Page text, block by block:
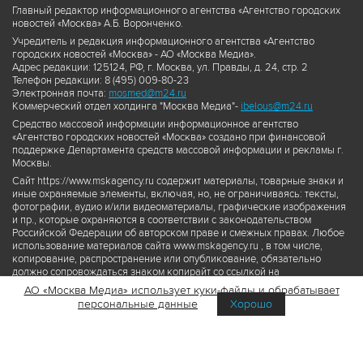
Главный редактор информационного агентства «Агентство городских
новостей «Москва» А.Б. Воронченко.
Учредитель и редакция информационного агентства «Агентство
городских новостей «Москва» - АО «Москва Медиа».
Адрес редакции: 125124, РФ, г. Москва, ул. Правды, д. 24, стр. 2
Телефон редакции: 8 (495) 009-80-23
Электронная почта: mosmed@m24.ru
Коммерческий отдел холдинга "Москва Медиа"- ibelous@m24.ru
Средство массовой информации информационное агентство
«Агентство городских новостей «Москва» создано при финансовой
поддержке Департамента средств массовой информации и рекламы г.
Москвы.
Сайт https://www.mskagency.ru содержит материалы, товарные знаки и
иные охраняемые элементы, включая, но, не ограничиваясь: тексты,
фотографии, аудио и/или видеоматериалы, графические изображения
и пр., которые охраняются в соответствии с законодательством
Российской Федерации об авторском праве и смежных правах. Любое
использование материалов сайта www.mskagency.ru , в том числе,
копирование, распространение или опубликование, обязательно
должно сопровождаться знаком копирайт со ссылкой на
правообладателя © АО «Москва Медиа», а также гиперссылкой на сайт
www.mskagency.ru как на первоисточник информации. Переработка
материалов сайта www.mskagency.ru не допускается.
АО «Москва Медиа» использует куки-файлы и обрабатывает
персональные данные
Хорошо